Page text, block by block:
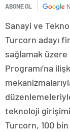
ABONE OL
Sanayi ve
Turcorn adayı
sağlamak
Programı’na
teknoloji
Turcorn, 100